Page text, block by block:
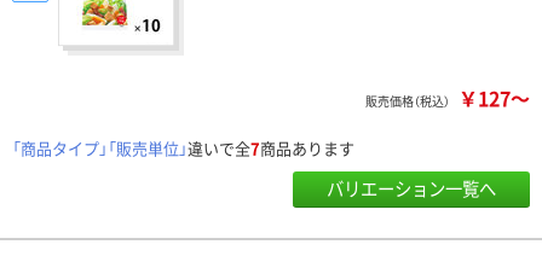
販売価格（税込） ￥127～
「商品タイプ」「販売単位」違いで全7商品あります
バリエーション一覧へ